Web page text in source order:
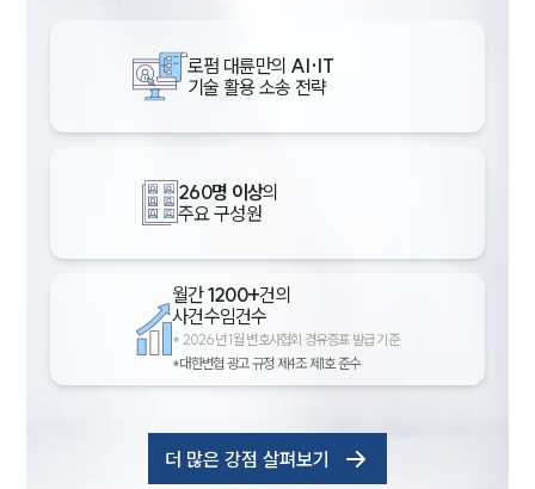
로펌 대륜만의 AI·IT
기술 활용 소송 전략
260명 이상의
주요 구성원
월간1200+건의
사건수임건수
* 2026년 1월 변호사협회 경유증표 발급 기준
*대한변협 광고 규정 제4조 제1호 준수
더 많은 강점 살펴보기